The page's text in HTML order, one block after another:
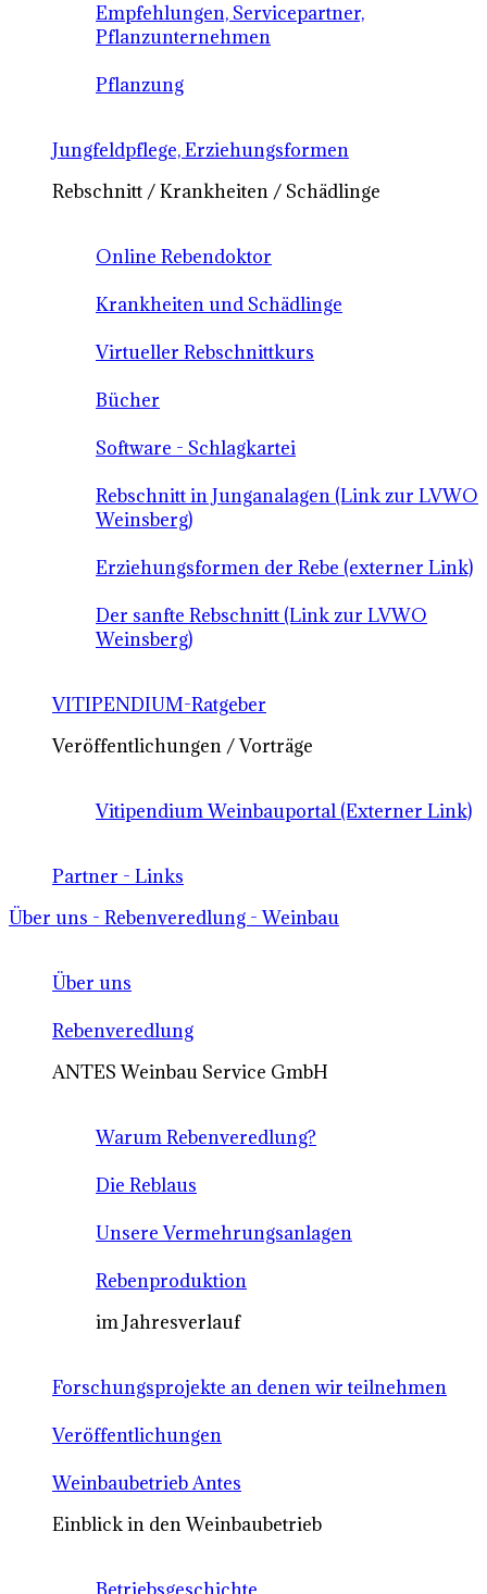
Empfehlungen, Servicepartner,
Pflanzunternehmen
Pflanzung
Jungfeldpflege, Erziehungsformen
Rebschnitt / Krankheiten / Schädlinge
Online Rebendoktor
Krankheiten und Schädlinge
Virtueller Rebschnittkurs
Bücher
Software - Schlagkartei
Rebschnitt in Junganalagen (Link zur LVWO
Weinsberg)
Erziehungsformen der Rebe (externer Link)
Der sanfte Rebschnitt (Link zur LVWO
Weinsberg)
VITIPENDIUM-Ratgeber
Veröffentlichungen / Vorträge
Vitipendium Weinbauportal (Externer Link)
Partner - Links
Über uns - Rebenveredlung - Weinbau
Über uns
Rebenveredlung
ANTES Weinbau Service GmbH
Warum Rebenveredlung?
Die Reblaus
Unsere Vermehrungsanlagen
Rebenproduktion
im Jahresverlauf
Forschungsprojekte an denen wir teilnehmen
Veröffentlichungen
Weinbaubetrieb Antes
Einblick in den Weinbaubetrieb